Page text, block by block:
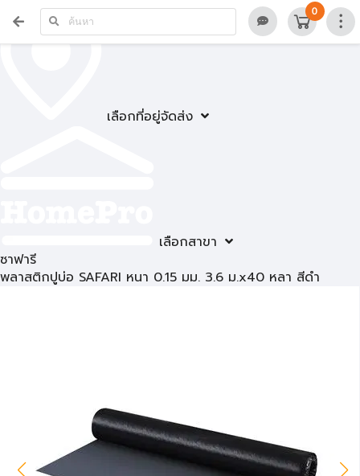
เลือกที่อยู่จัดส่ง
เลือกสาขา
0
ซาฟารี
พลาสติกปูบ่อ SAFARI หนา 0.15 มม. 3.6 ม.x40 หลา สีดำ